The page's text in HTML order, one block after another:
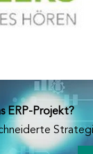
ERP-Projekt?